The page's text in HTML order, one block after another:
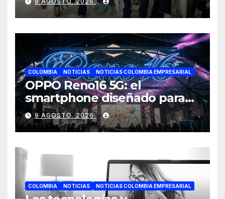
Cali y lo celebra con una
jornada de voluntariado y
entrega de cancha deportiva
COLOMBIA NOTICIAS NOTICIAS COLOMBIA EMPRESARIAL
OPPO Reno16 5G: el
smartphone diseñado para
creadores de contenido
9 AGOSTO, 2026
COLOMBIA NOTICIAS NOTICIAS COLOMBIA EMPRESARIAL